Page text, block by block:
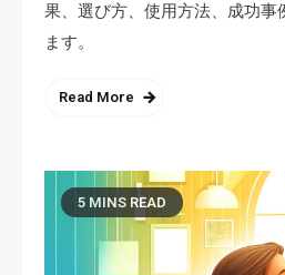
果、選び方、使用方法、成功事
ます。
Read More
5 MINS READ